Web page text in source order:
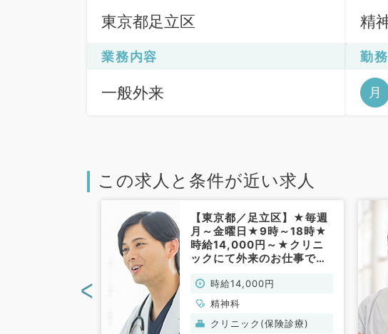
東京都足立区 精
業務内容
一般外来
勤
月
この求人と条件が近い求人
【東京都／足立区】★毎週
月～金曜日★9時～18時★
時給14,000円～★クリニ
ックにて外来のお仕事で
時給14,000円
精神科
クリニック(保険診療)
<